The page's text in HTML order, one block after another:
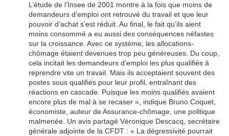
L’étude de l’Insee de 2001 montre à la fois que moins de
demandeurs d’emploi ont retrouvé du travail et que leur
pouvoir d’achat s’est réduit. Au final, le fait qu’ils aient
moins consommé a eu aussi des conséquences néfastes
sur la croissance. Avec ce système, les allocations-
chômage étaient devenues trop peu généreuses. Du coup,
cela incitait les demandeurs d’emploi les plus qualifiés à
reprendre vite un travail. Mais ils acceptaient souvent des
postes sous qualifiés pour leur profil, entraînant des
réactions en cascade. Puisque les moins qualifiés avaient
encore plus de mal à se recaser », indique Bruno Coquet,
économiste, auteur de Assurance-chômage, une politique
malmenée. Un avis partagé Véronique Descacq, secrétaire
générale adjointe de la CFDT : « La dégressivité pourrait